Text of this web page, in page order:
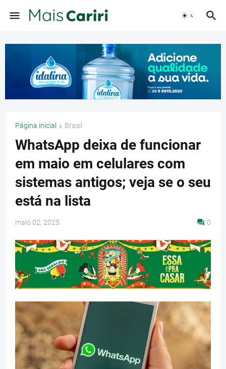
Página inicial Brasil
WhatsApp deixa de funcionar
em maio em celulares com
sistemas antigos; veja se o seu
está na lista
maio 02, 2025 0